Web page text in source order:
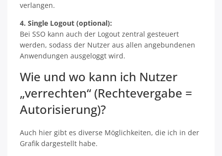
verlangen.
4. Single Logout (optional):
Bei SSO kann auch der Logout zentral gesteuert
werden, sodass der Nutzer aus allen angebundenen
Anwendungen ausgeloggt wird.
Wie und wo kann ich Nutzer
„verrechten“ (Rechtevergabe =
Autorisierung)?
Auch hier gibt es diverse Möglichkeiten, die ich in der
Grafik dargestellt habe.